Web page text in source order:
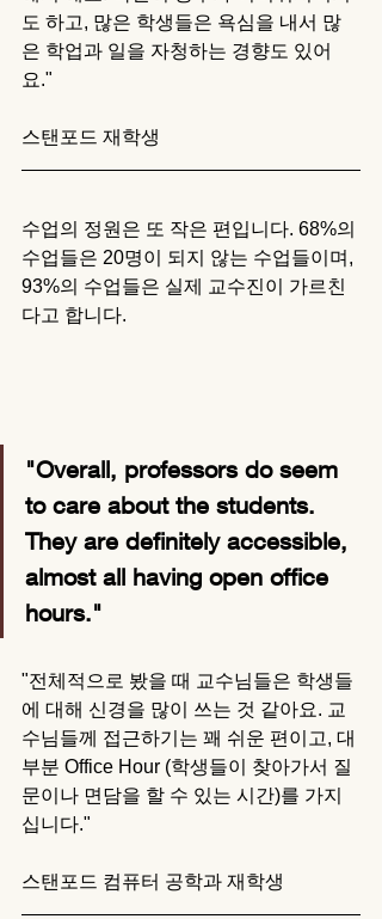
도 하고, 많은 학생들은 욕심을 내서 많
은 학업과 일을 자청하는 경향도 있어
요."
스탠포드 재학생
수업의 정원은 또 작은 편입니다. 68%의
수업들은 20명이 되지 않는 수업들이며,
93%의 수업들은 실제 교수진이 가르친
다고 합니다.
"Overall, professors do seem
to care about the students.
They are definitely accessible,
almost all having open office
hours."
"전체적으로 봤을 때 교수님들은 학생들
에 대해 신경을 많이 쓰는 것 같아요. 교
수님들께 접근하기는 꽤 쉬운 편이고, 대
부분 Office Hour (학생들이 찾아가서 질
문이나 면담을 할 수 있는 시간)를 가지
십니다."
스탠포드 컴퓨터 공학과 재학생